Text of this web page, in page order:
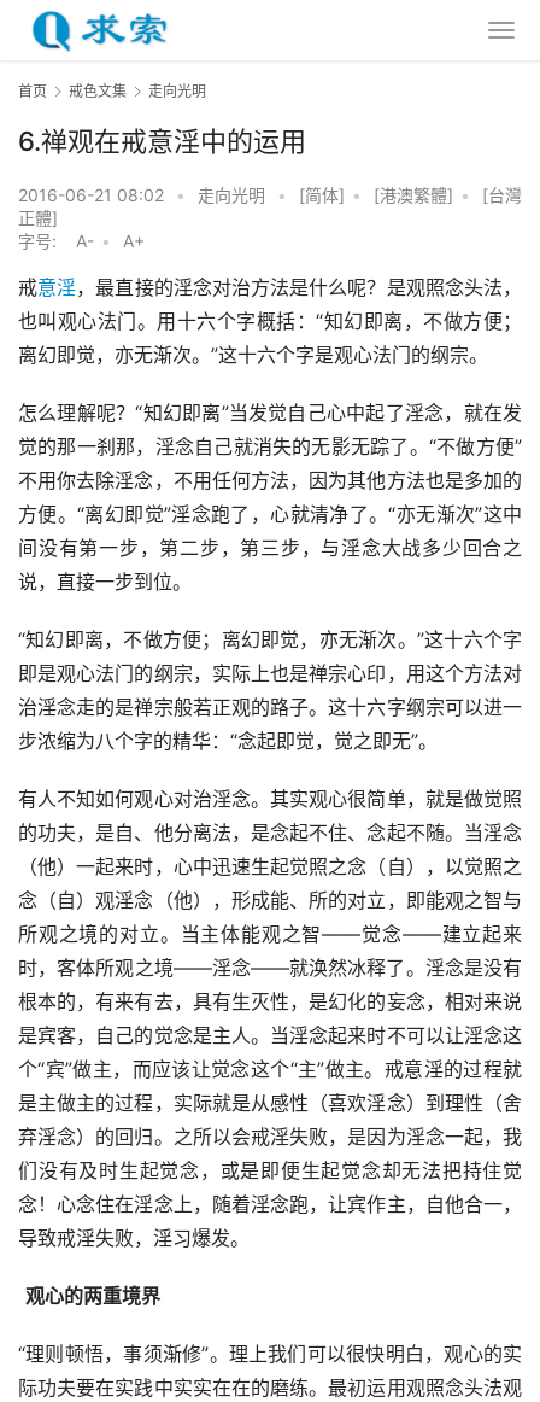
首页 戒色文集 走向光明
6.禅观在戒意淫中的运用
2016-06-21 08:02 • 走向光明 • [简体] • [港澳繁體] •
[台灣
正體]
字号:
A- • A+
戒意淫，最直接的淫念对治方法是什么呢？是观照念头法，
也叫观心法门。用十六个字概括：“知幻即离，不做方便；
离幻即觉，亦无渐次。”这十六个字是观心法门的纲宗。
怎么理解呢？“知幻即离”当发觉自己心中起了淫念，就在发
觉的那一刹那，淫念自己就消失的无影无踪了。“不做方便”
不用你去除淫念，不用任何方法，因为其他方法也是多加的
方便。“离幻即觉”淫念跑了，心就清净了。“亦无渐次”这中
间没有第一步，第二步，第三步，与淫念大战多少回合之
说，直接一步到位。
“知幻即离，不做方便；离幻即觉，亦无渐次。”这十六个字
即是观心法门的纲宗，实际上也是禅宗心印，用这个方法对
治淫念走的是禅宗般若正观的路子。这十六字纲宗可以进一
步浓缩为八个字的精华：“念起即觉，觉之即无”。
有人不知如何观心对治淫念。其实观心很简单，就是做觉照
的功夫，是自、他分离法，是念起不住、念起不随。当淫念
（他）一起来时，心中迅速生起觉照之念（自），以觉照之
念（自）观淫念（他），形成能、所的对立，即能观之智与
所观之境的对立。当主体能观之智——觉念——建立起来
时，客体所观之境——淫念——就涣然冰释了。淫念是没有
根本的，有来有去，具有生灭性，是幻化的妄念，相对来说
是宾客，自己的觉念是主人。当淫念起来时不可以让淫念这
个“宾”做主，而应该让觉念这个“主”做主。戒意淫的过程就
是主做主的过程，实际就是从感性（喜欢淫念）到理性（舍
弃淫念）的回归。之所以会戒淫失败，是因为淫念一起，我
们没有及时生起觉念，或是即便生起觉念却无法把持住觉
念！心念住在淫念上，随着淫念跑，让宾作主，自他合一，
导致戒淫失败，淫习爆发。
观心的两重境界
“理则顿悟，事须渐修”。理上我们可以很快明白，观心的实
际功夫要在实践中实实在在的磨练。最初运用观照念头法观